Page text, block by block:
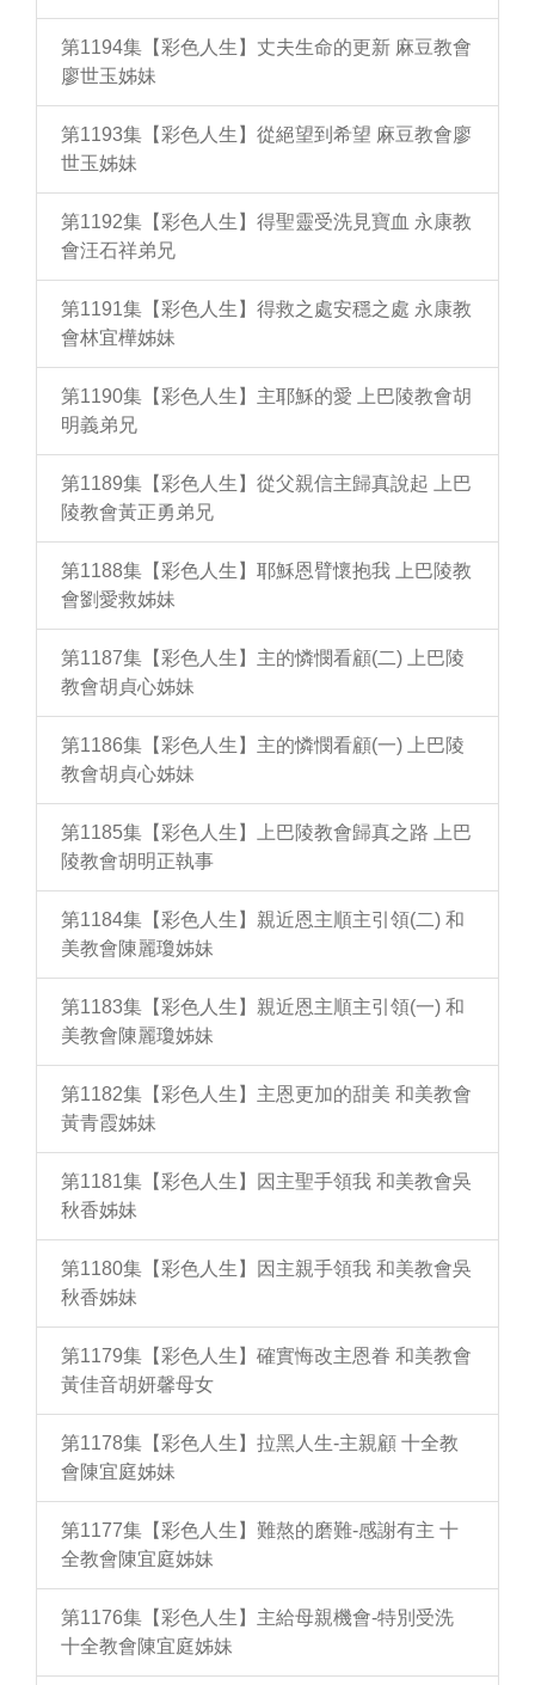
第1194集【彩色人生】丈夫生命的更新 麻豆教會
廖世玉姊妹
第1193集【彩色人生】從絕望到希望 麻豆教會廖
世玉姊妹
第1192集【彩色人生】得聖靈受洗見寶血 永康教
會汪石祥弟兄
第1191集【彩色人生】得救之處安穩之處 永康教
會林宜樺姊妹
第1190集【彩色人生】主耶穌的愛 上巴陵教會胡
明義弟兄
第1189集【彩色人生】從父親信主歸真說起 上巴
陵教會黃正勇弟兄
第1188集【彩色人生】耶穌恩臂懷抱我 上巴陵教
會劉愛救姊妹
第1187集【彩色人生】主的憐憫看顧(二) 上巴陵
教會胡貞心姊妹
第1186集【彩色人生】主的憐憫看顧(一) 上巴陵
教會胡貞心姊妹
第1185集【彩色人生】上巴陵教會歸真之路 上巴
陵教會胡明正執事
第1184集【彩色人生】親近恩主順主引領(二) 和
美教會陳麗瓊姊妹
第1183集【彩色人生】親近恩主順主引領(一) 和
美教會陳麗瓊姊妹
第1182集【彩色人生】主恩更加的甜美 和美教會
黃青霞姊妹
第1181集【彩色人生】因主聖手領我 和美教會吳
秋香姊妹
第1180集【彩色人生】因主親手領我 和美教會吳
秋香姊妹
第1179集【彩色人生】確實悔改主恩眷 和美教會
黃佳音胡妍馨母女
第1178集【彩色人生】拉黑人生-主親顧 十全教
會陳宜庭姊妹
第1177集【彩色人生】難熬的磨難-感謝有主 十
全教會陳宜庭姊妹
第1176集【彩色人生】主給母親機會-特別受洗
十全教會陳宜庭姊妹